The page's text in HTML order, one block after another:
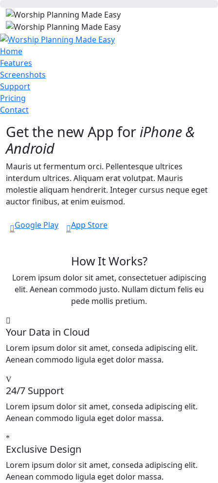
Home
Features
Screenshots
Support
Pricing
Contact
Get the new App for iPhone &
Android
Mauris ut fermentum orci. Pellentesque ultrices
interdum ultrices. Aliquam erat volutpat. Mauris
molestie aliquam hendrerit. Integer cursus neque eget
auctor finibus, at enim euismod.
Google Play App Store
How It Works?
Lorem ipsum dolor sit amet, consectetuer adipiscing
elit. Aenean commodo justo. Nullam dictum felis eu
pede mollis pretium.
Your Data in Cloud
Lorem ipsum dolor sit amet, conseda adipiscing elit.
Aenean commodo ligula eget dolor massa.
24/7 Support
Lorem ipsum dolor sit amet, conseda adipiscing elit.
Aenean commodo ligula eget dolor massa.
Exclusive Design
Lorem ipsum dolor sit amet, conseda adipiscing elit.
Aenean commodo ligula eget dolor massa.